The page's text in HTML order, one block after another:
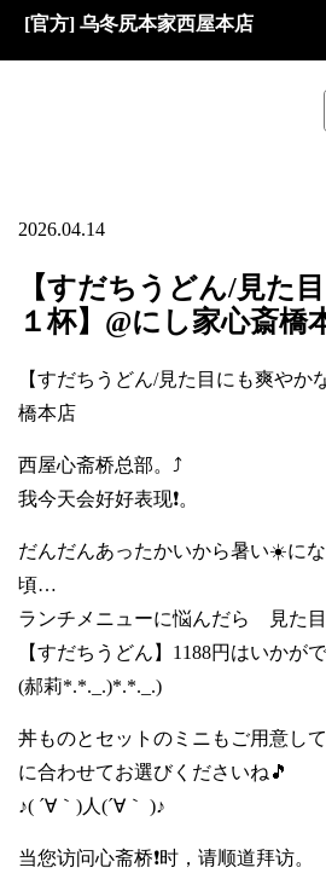
[官方] 乌冬尻本家西屋本店
2026.04.14
【すだちうどん/見た
１杯】@にし家心斎橋
【すだちうどん/見た目にも爽やか
橋本店
西屋心斋桥总部。⤴️
我今天会好好表现❗。
だんだんあったかいから暑い☀️に
頃…
ランチメニューに悩んだら 見た
【すだちうどん】1188円はいかが
(郝莉*.*._.)*.*._.)
丼ものとセットのミニもご用意し
に合わせてお選びくださいね🎵
♪( ´∀｀)人(´∀｀ )♪
当您访问心斋桥❗时，请顺道拜访。